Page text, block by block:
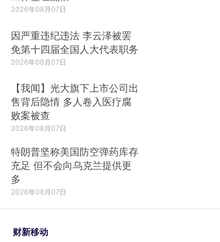
2026年08月07日
因严重违纪违法 李云泽被罢
免第十四届全国人大代表职务
2026年08月07日
【我闻】光大旗下上市公司出
售背后隐情 多人卷入医疗腐
败案被查
2026年08月07日
特朗普坚称美国防空弹药库存
充足 但不会向乌克兰提供更
多
2026年08月07日
财新移动